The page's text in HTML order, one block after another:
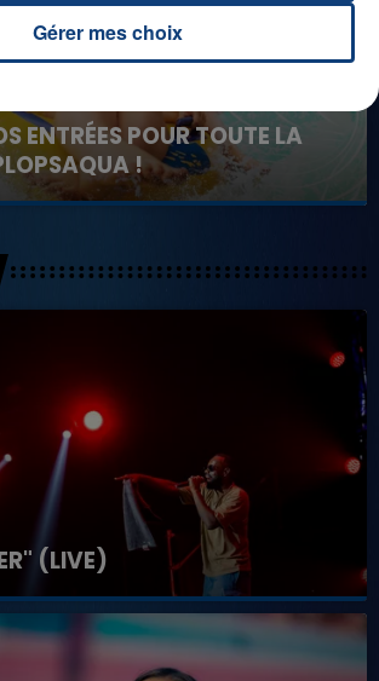
ENTRÉES POUR TOUTE LA
!
(LIVE)
Gérer mes choix